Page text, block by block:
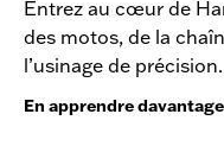
Entrez au cœur de
des motos, de la
l’usinage de précision.
En apprendre davantage